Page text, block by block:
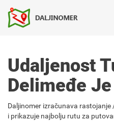
Udaljenost
Delimeđe Je
Daljinomer izračunava
i prikazuje najbolju rutu za